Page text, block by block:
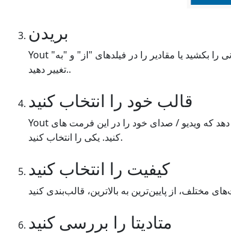
بریدن
Yout به شما امکان می دهد ویدیو / صدای خود را برش دهید، باید محدوده زمانی را بکشید یا مقادیر را در فیلدهای "از" و "به"
تغییر دهید..
قالب خود را انتخاب کنید
Yout به شما این امکان را می دهد که ویدیو / صدای خود را در این فرمت های MP3 یا WAV (صوتی)، MP4 (ویدئو) یا GIF فرمت
کنید. یکی را انتخاب کنید.
کیفیت را انتخاب کنید
متادیتا را بررسی کنید